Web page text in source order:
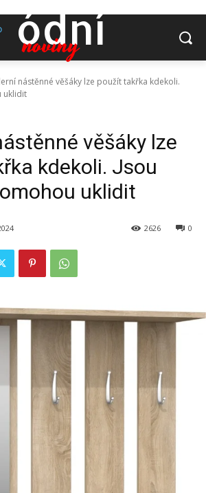
ódní
noviny
nástěnné věšáky lze použít takřka kdekoli.
uklidit
věšáky lze
kdekoli. Jsou
uklidit
0
2626